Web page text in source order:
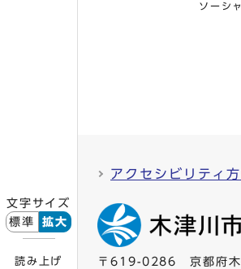
文字サイズ
標準
拡大
読み上げ
ソーシ
アクセシビリティ
〒619-0286 京都府木